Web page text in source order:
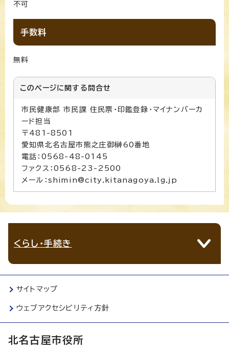
不可
手数料
無料
このページに関する 問合せ
市民健康部 市民課 住民票・印鑑登録・マイナンバーカ
ード担当
〒481-8501
愛知県北名古屋市熊之庄御榊60番地
電話：0568-48-0145
ファクス：0568-23-2500
メール：shimin@city.kitanagoya.lg.jp
くらし・手続き
サイトマップ
ウェブアクセシビリティ方針
北名古屋市役所